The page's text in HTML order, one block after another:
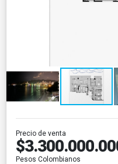
Precio de venta
Pesos Colombianos